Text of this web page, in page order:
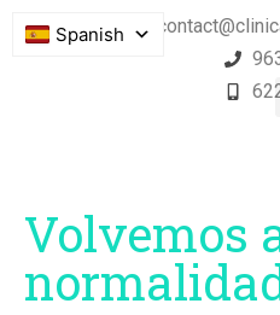
Volvemos
Spanish